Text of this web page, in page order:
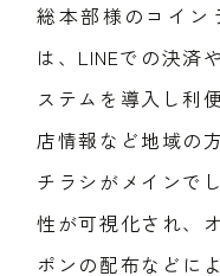
総本部様のコイン
は、LINEでの決済
ステムを導入し利
店情報など地域の
チラシがメインで
性が可視化され、
ポンの配布などに